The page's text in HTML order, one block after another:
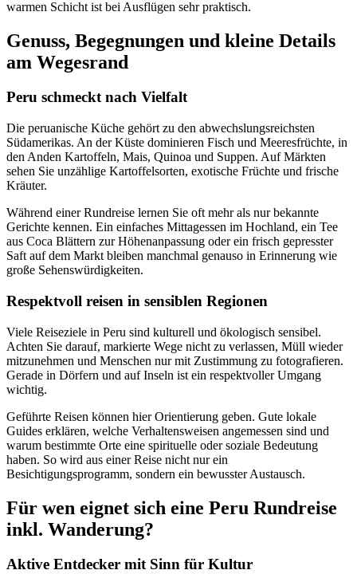
warmen Schicht ist bei Ausflügen sehr praktisch.
Genuss, Begegnungen und kleine Details
am Wegesrand
Peru schmeckt nach Vielfalt
Die peruanische Küche gehört zu den abwechslungsreichsten
Südamerikas. An der Küste dominieren Fisch und Meeresfrüchte, in
den Anden Kartoffeln, Mais, Quinoa und Suppen. Auf Märkten
sehen Sie unzählige Kartoffelsorten, exotische Früchte und frische
Kräuter.
Während einer Rundreise lernen Sie oft mehr als nur bekannte
Gerichte kennen. Ein einfaches Mittagessen im Hochland, ein Tee
aus Coca Blättern zur Höhenanpassung oder ein frisch gepresster
Saft auf dem Markt bleiben manchmal genauso in Erinnerung wie
große Sehenswürdigkeiten.
Respektvoll reisen in sensiblen Regionen
Viele Reiseziele in Peru sind kulturell und ökologisch sensibel.
Achten Sie darauf, markierte Wege nicht zu verlassen, Müll wieder
mitzunehmen und Menschen nur mit Zustimmung zu fotografieren.
Gerade in Dörfern und auf Inseln ist ein respektvoller Umgang
wichtig.
Geführte Reisen können hier Orientierung geben. Gute lokale
Guides erklären, welche Verhaltensweisen angemessen sind und
warum bestimmte Orte eine spirituelle oder soziale Bedeutung
haben. So wird aus einer Reise nicht nur ein
Besichtigungsprogramm, sondern ein bewusster Austausch.
Für wen eignet sich eine Peru Rundreise
inkl. Wanderung?
Aktive Entdecker mit Sinn für Kultur